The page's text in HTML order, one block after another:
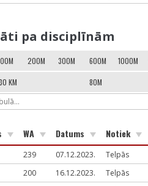
pa disciplīnām
200M 300M 600M 1000M
KM 80M
WA Datums Notiek
239 07.12.2023. Telpās
200 16.12.2023. Telpās